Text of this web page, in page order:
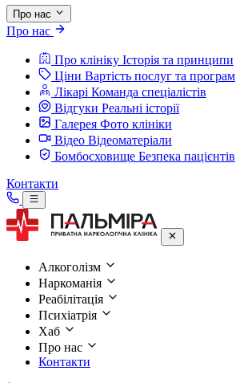
Про нас
Про нас
Про клініку Історія та принципи
Ціни Вартість послуг та програм
Лікарі Команда спеціалістів
Відгуки Реальні історії
Галерея Фото клініки
Відео Відеоматеріали
Бомбосховище Безпека пацієнтів
Контакти
Алкоголізм
Наркоманія
Реабілітація
Психіатрія
Хаб
Про нас
Контакти